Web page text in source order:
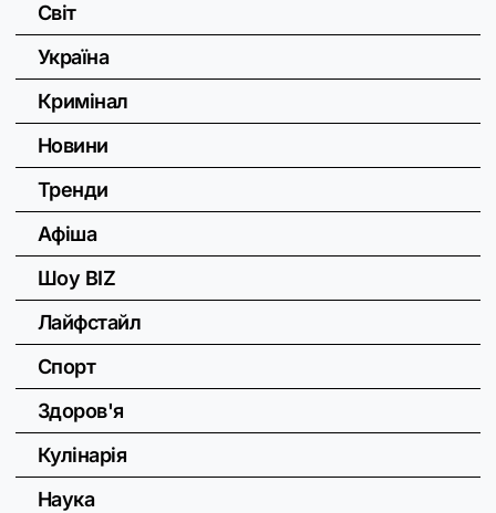
Світ
Україна
Кримінал
Новини
Тренди
Афіша
Шоу BIZ
Лайфстайл
Спорт
Здоров'я
Кулінарія
Наука